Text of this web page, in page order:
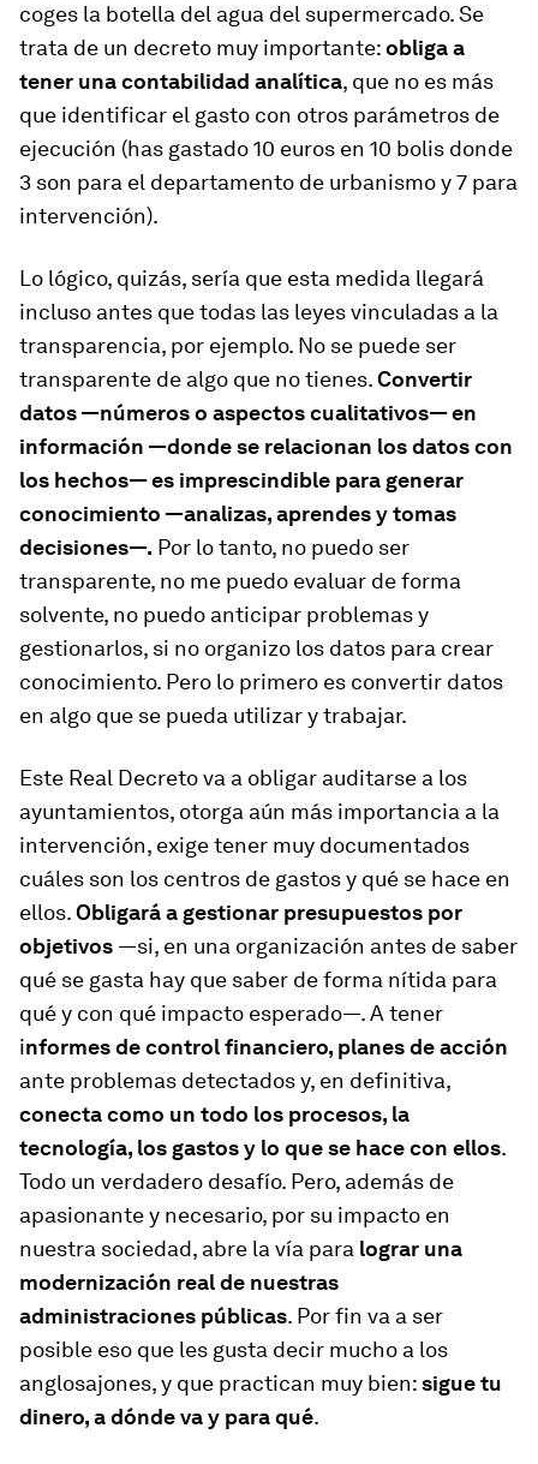
coges la botella del agua del supermercado. Se
trata de un decreto muy importante:obliga a
tener una contabilidad analítica, que no es más
que identificar el gasto con otros parámetros de
ejecución (has gastado 10 euros en 10 bolis donde
3 son para el departamento de urbanismo y 7 para
intervención).
Lo lógico, quizás, sería que esta medida llegará
incluso antes que todas las leyes vinculadas a la
transparencia, por ejemplo. No se puede ser
transparente de algo que no tienes.Convertir
datos —números o aspectos cualitativos— en
información —donde se relacionan los datos con
los hechos— es imprescindible para generar
conocimiento —analizas, aprendes y tomas
decisiones—. Por lo tanto, no puedo ser
transparente, no me puedo evaluar de forma
solvente, no puedo anticipar problemas y
gestionarlos, si no organizo los datos para crear
conocimiento. Pero lo primero es convertir datos
en algo que se pueda utilizar y trabajar.
Este Real Decreto va a obligar auditarse a los
ayuntamientos, otorga aún más importancia a la
intervención, exige tener muy documentados
cuáles son los centros de gastos y qué se hace en
ellos.Obligará a gestionar presupuestos por
objetivos —si, en una organización antes de saber
qué se gasta hay que saber de forma nítida para
qué y con qué impacto esperado—. A tener
informes de control financiero, planes de acción
ante problemas detectados y, en definitiva,
conecta como un todo los procesos, la
tecnología, los gastos y lo que se hace con ellos.
Todo un verdadero desafío. Pero, además de
apasionante y necesario, por su impacto en
nuestra sociedad, abre la vía para lograr una
modernización real de nuestras
administraciones públicas. Por fin va a ser
posible eso que les gusta decir mucho a los
anglosajones, y que practican muy bien:sigue tu
dinero, a dónde va y para qué.